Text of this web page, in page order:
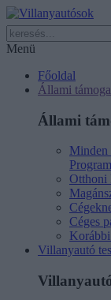
Menü
Főoldal
Állami
Állami
Minden
Otthoni
Céges
Villanyautó